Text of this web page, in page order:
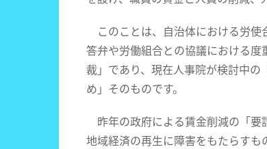
このことは、自治体における労使
答弁や労働組合との協議における
裁」であり、現在人事院が検討中
め」そのものです。
昨年の政府による賃金削減の「要
地域経済の再生に障害をもたらす